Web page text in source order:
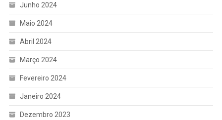
Junho 2024
Maio 2024
Abril 2024
Março 2024
Fevereiro 2024
Janeiro 2024
Dezembro 2023